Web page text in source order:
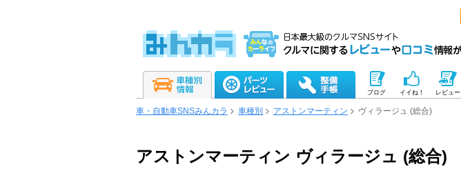
ブログ イイね！ レビュー
車・自動車SNSみんカラ 車種別 アストンマーティン ヴィラージュ (総合)
アストンマーティン ヴィラージュ (総合)